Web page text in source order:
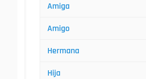
Amiga
Amigo
Hermana
Hija